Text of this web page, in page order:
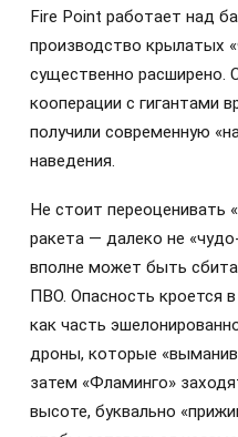
Fire Point работает над
производство крылатых
существенно расширено.
кооперации с гигантами
получили современную
наведения.
Не стоит переоценивать
ракета — далеко не
вполне может быть
ПВО. Опасность кроется
как часть
дроны, которые
затем «Фламинго»
высоте, буквально